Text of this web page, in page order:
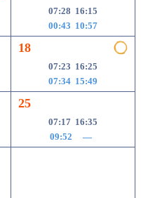
07:28 16:15
00:43 10:57
18
07:23 16:25
07:34 15:49
25
07:17 16:35
09:52 —